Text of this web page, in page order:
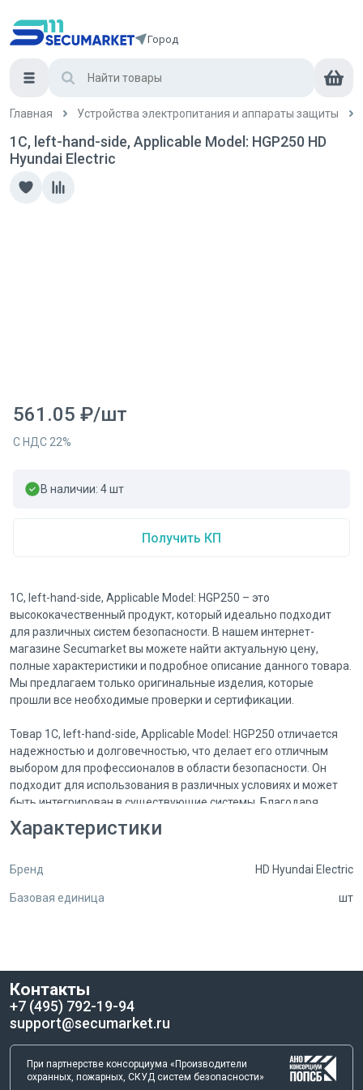
Город
Главная Устройства электропитания и аппараты защиты
1C, left-hand-side, Applicable Model: HGP250 HD
Hyundai Electric
561.05 ₽/шт
С НДС 22%
В наличии: 4шт
Получить КП
1C, left-hand-side, Applicable Model: HGP250 – это
высококачественный продукт, который идеально подходит
для различных систем безопасности. В нашем интернет-
магазине Secumarket вы можете найти актуальную цену,
полные характеристики и подробное описание данного товара.
Мы предлагаем только оригинальные изделия, которые
прошли все необходимые проверки и сертификации.
Товар 1C, left-hand-side, Applicable Model: HGP250 отличается
надежностью и долговечностью, что делает его отличным
выбором для профессионалов в области безопасности. Он
подходит для использования в различных условиях и может
быть интегрирован в существующие системы. Благодаря
своим характеристикам, этот продукт обеспечивает высокий
уровень защиты и безопасности.
В каталоге Secumarket вы найдете не только полное описание
его внешний вид и функциональность. Мы стремимся
Кроме того, мы гарантируем качество нашего товара,
предоставляя гарантию производителя. Это означает, что вы
можете быть уверены в надежности и долговечности 1C, left-
вопросы или потребуется дополнительная информация, вы
всегда можете обратиться к своему персональному
Характеристики
Бренд HD Hyundai Electric
Базовая единица шт
Контакты
+7 (495) 792-19-94
support@secumarket.ru
При партнерстве консорциума «Производители
охранных, пожарных, СКУД систем безопасности»